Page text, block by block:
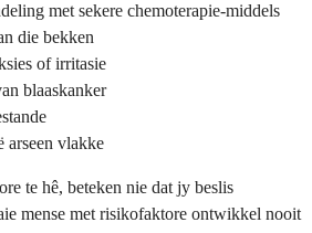
met sekere chemoterapie-middels
die bekken
of irritasie
blaaskanker
arseen vlakke
te hê, beteken nie dat jy beslis
mense met risikofaktore ontwikkel nooit